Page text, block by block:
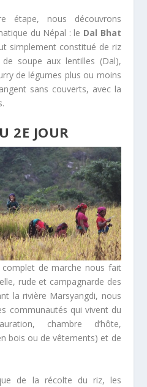
étape, nous découvrons
du Népal : le Dal Bhat
simplement constitué de riz
soupe aux lentilles (Dal),
de légumes plus ou moins
sans couverts, avec la
2E JOUR
de marche nous fait
rude et campagnarde des
la rivière Marsyangdi, nous
communautés qui vivent du
chambre d’hôte,
bois ou de vêtements) et de
de la récolte du riz, les